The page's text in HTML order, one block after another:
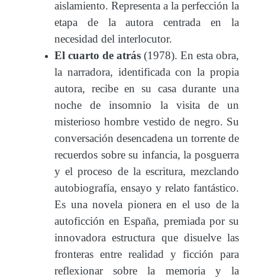
aislamiento. Representa a la perfección la
etapa de la autora centrada en la
necesidad del interlocutor.
El cuarto de atrás (1978). En esta obra,
la narradora, identificada con la propia
autora, recibe en su casa durante una
noche de insomnio la visita de un
misterioso hombre vestido de negro. Su
conversación desencadena un torrente de
recuerdos sobre su infancia, la posguerra
y el proceso de la escritura, mezclando
autobiografía, ensayo y relato fantástico.
Es una novela pionera en el uso de la
autoficción en España, premiada por su
innovadora estructura que disuelve las
fronteras entre realidad y ficción para
reflexionar sobre la memoria y la